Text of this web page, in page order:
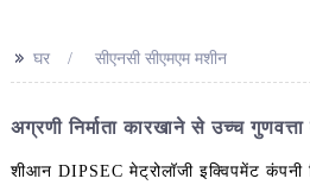
>> घर सीएनसी सीएमएम मशीन
अग्रणी निर्माता कारखाने से उच्च
शीआन DIPSEC मेट्रोलॉजी इक्विपमेंट कंपनी